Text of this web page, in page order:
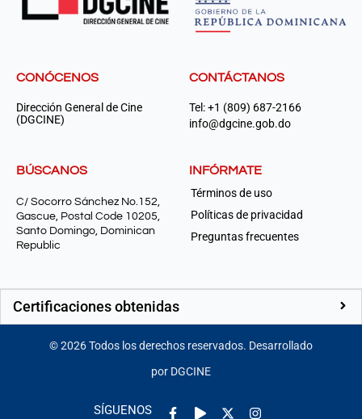
CONÓCENOS
Dirección General de Cine
(DGCINE)
CONTÁCTANOS
Tel: +1 (809) 687-2166
info@dgcine.gob.do
BÚSCANOS
C/ Socorro Sánchez No.152,
Gascue, Postal Code 10205,
Santo Domingo, Dominican
Republic
INFÓRMATE
Términos de uso
Políticas de privacidad
Preguntas frecuentes
Certificaciones obtenidas
©2026Todos los derechos reservados. Desarrollado
por DGCINE
SÍGUENOS
Facebook-
Play Instagram